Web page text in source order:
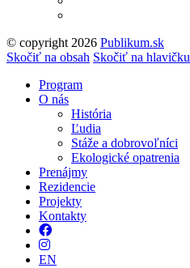
© copyright 2026 Publikum.sk
Tvorba stránok: Enjoy
Skočiť na obsah Skočiť na hlavičku
Program
O nás
História
Ľudia
Stáže a dobrovoľníci
Ekologické opatrenia
Prenájmy
Rezidencie
Projekty
Kontakty
Facebook
Instagram
EN